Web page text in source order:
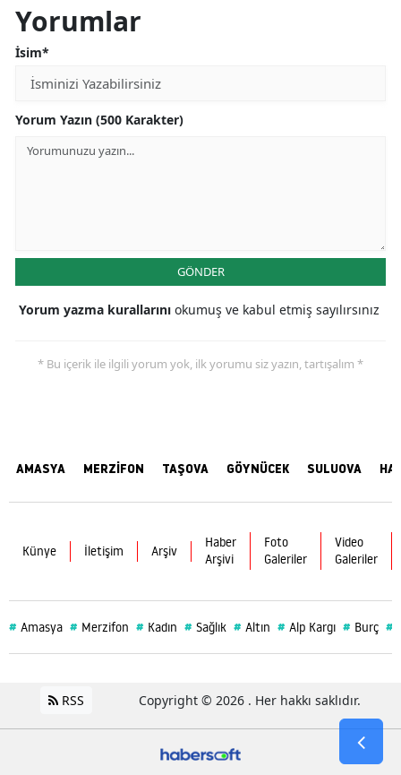
Yorumlar
İsim*
Yorum Yazın (500 Karakter)
GÖNDER
Yorum yazma kurallarını okumuş ve kabul etmiş sayılırsınız
* Bu içerik ile ilgili yorum yok, ilk yorumu siz yazın, tartışalım *
AMASYA MERZİFON TAŞOVA GÖYNÜCEK SULUOVA
Künye İletişim Arşiv
Haber
Arşivi
Foto
Galeriler
Video
Galeriler
# Amasya # Merzifon # Kadın # Sağlık # Altın # Alp Kargı # Burç #
RSS Copyright © 2026 . Her hakkı saklıdır.